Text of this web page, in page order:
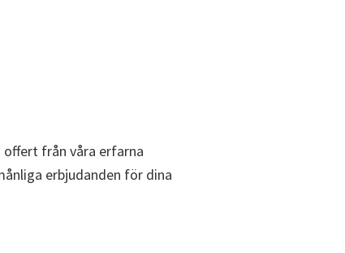
offert från våra erfarna
erbjudanden för dina